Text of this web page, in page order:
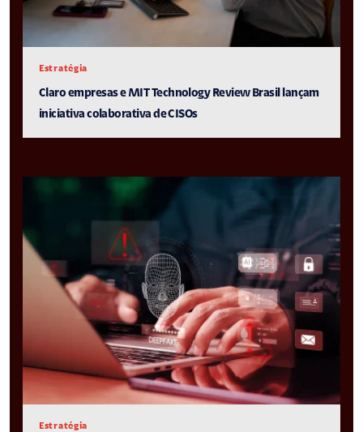
Estratégia
Claro empresas e MIT Technology Review Brasil lançam
iniciativa colaborativa de CISOs
Estratégia